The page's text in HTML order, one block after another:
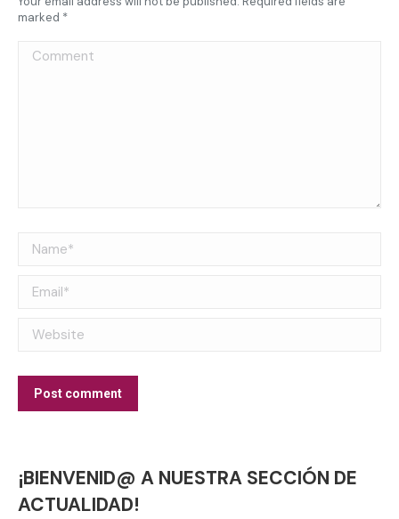
marked *
Comment
Name *
Email *
Website
Post comment
¡BIENVENID@ A NUESTRA SECCIÓN DE
ACTUALIDAD!